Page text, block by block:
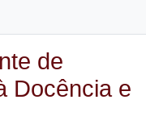
de
Docência e